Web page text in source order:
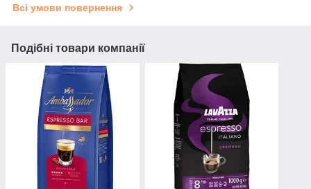
Всі умови повернення
Подібні товари компанії